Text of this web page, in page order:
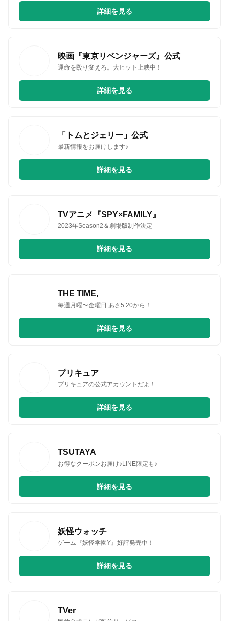
詳細を見る
映画『東京リベンジャーズ』公式
運命を殴り変えろ。大ヒット上映中！
詳細を見る
「トムとジェリー」公式
最新情報をお届けします♪
詳細を見る
TVアニメ『SPY×FAMILY』
2023年Season2＆劇場版制作決定
詳細を見る
THE TIME,
毎週月曜〜金曜日 あさ5:20から！
詳細を見る
プリキュア
プリキュアの公式アカウントだよ！
詳細を見る
TSUTAYA
お得なクーポンお届け♪LINE限定も♪
詳細を見る
妖怪ウォッチ
ゲーム『妖怪学園Y』好評発売中！
詳細を見る
TVer